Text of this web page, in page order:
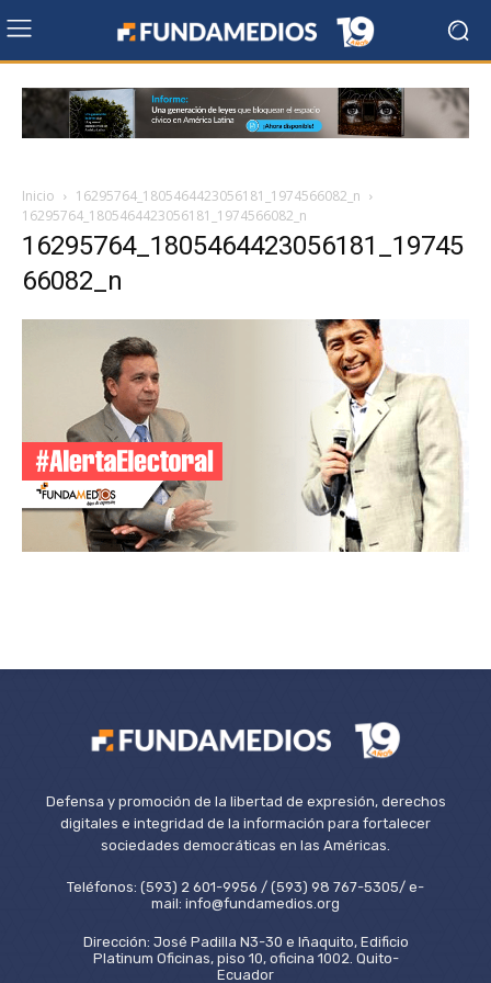
Inicio
16295764_1805464423056181_1974566082_n
16295764_1805464423056181_1974566082_n
16295764_1805464423056181_19745
66082_n
Defensa y promoción de la libertad de expresión, derechos
digitales e integridad de la información para fortalecer
sociedades democráticas en las Américas.
Teléfonos: (593) 2 601-9956 / (593) 98 767-5305/ e-
mail: info@fundamedios.org
Dirección: José Padilla N3-30 e Iñaquito, Edificio
Platinum Oficinas, piso 10, oficina 1002. Quito-
Ecuador